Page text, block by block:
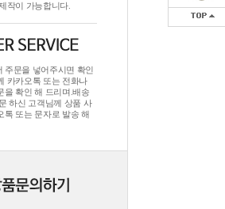
작이 가능합니다.
주문을 넣어주시면 확인
카카오톡 또는 전화나
을 확인 해 드리며.배송
하신 고객님께 상품 사
톡 또는 문자로 발송 해